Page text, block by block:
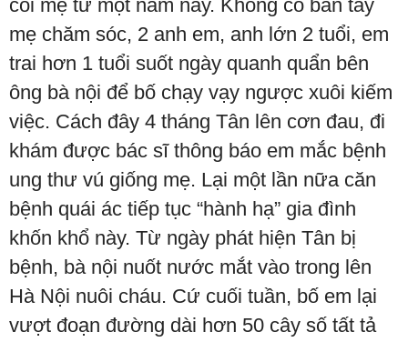
côi mẹ từ một năm nay. Không có bàn tay
mẹ chăm sóc, 2 anh em, anh lớn 2 tuổi, em
trai hơn 1 tuổi suốt ngày quanh quẩn bên
ông bà nội để bố chạy vạy ngược xuôi kiếm
việc. Cách đây 4 tháng Tân lên cơn đau, đi
khám được bác sĩ thông báo em mắc bệnh
ung thư vú giống mẹ. Lại một lần nữa căn
bệnh quái ác tiếp tục “hành hạ” gia đình
khốn khổ này. Từ ngày phát hiện Tân bị
bệnh, bà nội nuốt nước mắt vào trong lên
Hà Nội nuôi cháu. Cứ cuối tuần, bố em lại
vượt đoạn đường dài hơn 50 cây số tất tả